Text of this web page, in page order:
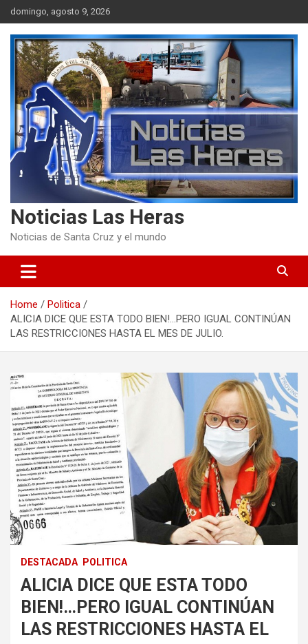
Skip
to
content
domingo, agosto 9, 2026
Noticias Las Heras
Noticias de Santa Cruz y el mundo
Home
Politica
ALICIA DICE QUE ESTA TODO BIEN!…PERO IGUAL CONTINÚAN
LAS RESTRICCIONES HASTA EL MES DE JULIO.
DESTACADA POLITICA
ALICIA DICE QUE ESTA TODO
BIEN!…PERO IGUAL CONTINÚAN
LAS RESTRICCIONES HASTA EL